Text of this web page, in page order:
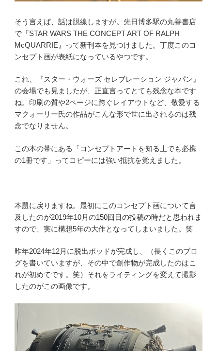
そう言えば、話は脱線しますが。先日博多駅の丸善書店
で『STAR WARS THE CONCEPT ART OF RALPH
McQUARRIE』って新刊本を見つけました。丁度このコ
ンセプト画が表紙になっているやつです。
これ、『スター・ウォーズ セレブレーション ジャパン』
の会場でも見ましたが、正直言ってとても残念な本です
ね。印刷の質や2ページに跨ぐレイアウトなど、敬愛する
マクォーリー氏の作品がこんな形で世に出されるのは残
念でなりません。
この本の帯にある「コンセプトアートを知る上でも必携
の1冊です」ってコピーには強い抵抗を覚えました。
本題に戻りますね。最初にこのコンセプト画について言
及したのが2019年10月の150回目の投稿の時だと思われま
すので、実に構想5年の大作となってしまいました。笑
昨年2024年12月に脱出ポッドが完成し、（長くこのブロ
グを書いていますが、その中で創作物が完成したのはこ
れが初めてです。笑）それをライティングを変えて撮影
したのがこの画像です。